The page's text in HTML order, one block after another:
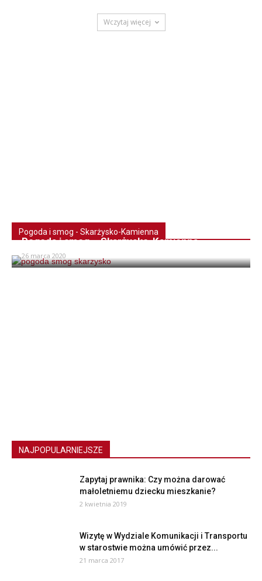
Wczytaj więcej
Pogoda i smog - Skarżysko-Kamienna
Pogoda i smog – Skarżysko-Kamienna
26 marca 2020
NAJPOPULARNIEJSZE
Zapytaj prawnika: Czy można darować
małoletniemu dziecku mieszkanie?
2 kwietnia 2019
Wizytę w Wydziale Komunikacji i Transportu
w starostwie można umówić przez...
21 marca 2017